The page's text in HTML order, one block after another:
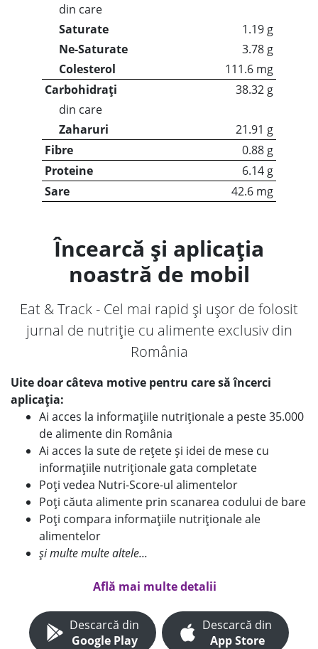
din care
Saturate
1.19 g
Ne-Saturate
3.78 g
Colesterol
111.6 mg
Carbohidrați
38.32 g
din care
Zaharuri
21.91 g
Fibre
0.88 g
Proteine
6.14 g
Sare
42.6 mg
Încearcă și aplicația
noastră de mobil
Eat & Track - Cel mai rapid și ușor de folosit
jurnal de nutriție cu alimente exclusiv din
România
Uite doar câteva motive pentru care să încerci
aplicația:
Ai acces la informațiile nutriționale a peste 35.000
de alimente din România
Ai acces la sute de rețete și idei de mese cu
informațiile nutriționale gata completate
Poți vedea Nutri-Score-ul alimentelor
Poți căuta alimente prin scanarea codului de bare
Poți compara informațiile nutriționale ale
alimentelor
și multe multe altele...
Află mai multe detalii
Descarcă din
Google Play
Descarcă din
App Store